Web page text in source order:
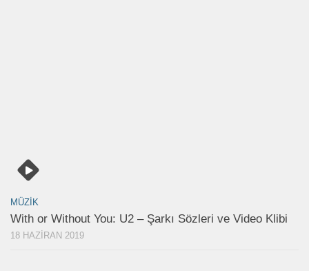
MÜZIK
With or Without You: U2 – Şarkı Sözleri ve Video Klibi
18 HAZIRAN 2019